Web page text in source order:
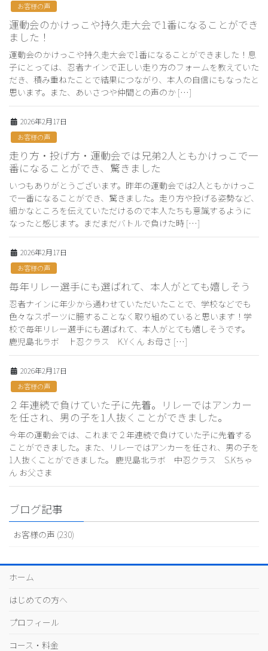
お客様の声
運動会のかけっこや持久走大会で1番になることができ
ました！
運動会のかけっこや持久走大会で1番になることができました！息
子にとっては、忍者ナインで正しい走り方のフォームを教えていた
だき、積み重ねたことで結果につながり、本人の自信にもなったと
思います。また、あいさつや仲間との声のか […]
2026年2月17日
お客様の声
走り方・投げ方・運動会では兄弟2人ともかけっこで一
番になることができ、驚きました
いつもありがとうございます。昨年の運動会では2人ともかけっこ
で一番になることができ、驚きました。走り方や投げる姿勢など、
細かなところを伝えていただけるので本人たちも意識するように
なったと感じます。まだまだバトルで負けた時 […]
2026年2月17日
お客様の声
毎年リレー選手にも選ばれて、本人がとても嬉しそう
忍者ナインに年少から通わせていただいたことで、学校などでも
色々なスポーツに臆することなく取り組めていると思います！学
校で毎年リレー選手にも選ばれて、本人がとても嬉しそうです。
鹿児島北ラボ 上忍クラス K.Yくん お母さ […]
2026年2月17日
お客様の声
２年連続で負けていた子に先着。リレーではアンカー
を任され、男の子を1人抜くことができました。
今年の運動会では、これまで２年連続で負けていた子に先着する
ことができました。また、リレーではアンカーを任され、男の子を
1人抜くことができました。 鹿児島北ラボ 中忍クラス S.Kちゃ
ん お父さま
ブログ記事
お客様の声 (230)
ホーム
はじめての方へ
プロフィール
コース・料金